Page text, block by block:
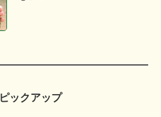
ピックアップ